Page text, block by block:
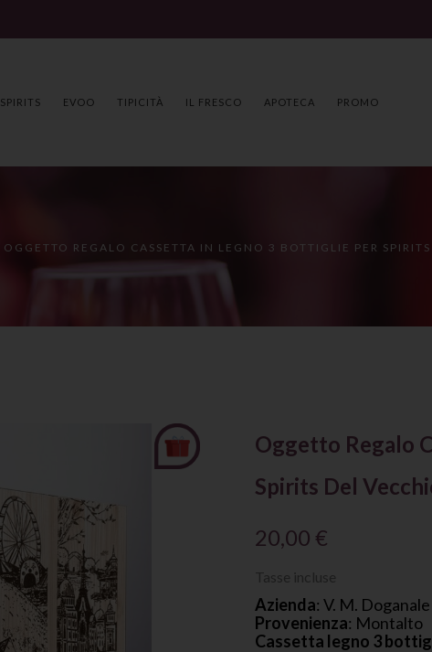
SPIRITS EVOO TIPICITÀ IL FRESCO APOTECA PROMO
OGGETTO REGALO CASSETTA IN LEGNO 3 BOTTIGLIE PER
Oggetto Regalo
Spirits Del
20,00 €
Tasse incluse
Azienda: V. M. Doganale
Provenienza: Montalto
Cassetta legno 3